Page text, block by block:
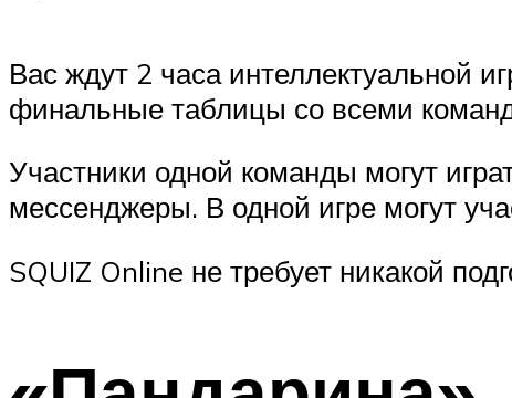
Вас ждут 2 часа интеллектуальной
финальные таблицы со всеми
Участники одной команды могут
мессенджеры. В одной игре могут
SQUIZ Online не требует никакой